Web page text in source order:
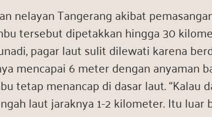
nelayan Tangerang akibat
tersebut dipetakkan hingga 30
pagar laut sulit dilewati karena
mencapai 6 meter dengan anyaman
tetap menancap di dasar laut. “Kalau
laut jaraknya 1-2 kilometer. Itu luar